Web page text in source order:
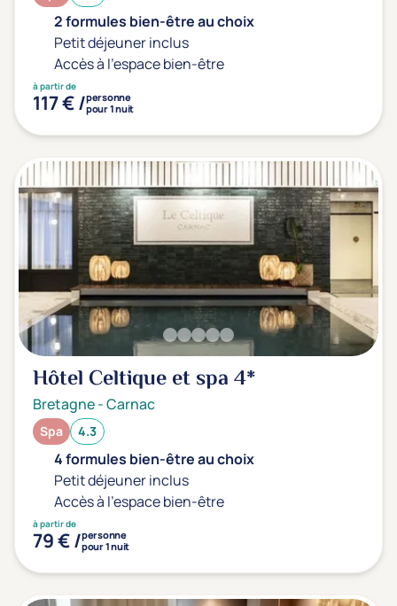
2 formules bien-être au choix
Petit déjeuner inclus
Accès à l'espace bien-être
à partir de
117 € /personne
pour 1 nuit
Hôtel Celtique et spa4*
Bretagne-Carnac
Spa 4.3
4 formules bien-être au choix
Petit déjeuner inclus
Accès à l'espace bien-être
à partir de
79 € /personne
pour 1 nuit